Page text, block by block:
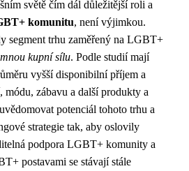
světě čím dál důležitější roli a
komunitu, není výjimkou.
segment trhu zaměřený na LGBT+
kupní sílu. Podle studií mají
vyšší disponibilní příjem a
módu, zábavu a další produkty a
potenciál tohoto trhu a
strategie tak, aby oslovily
podpora LGBT+ komunity a
postavami se stávají stále